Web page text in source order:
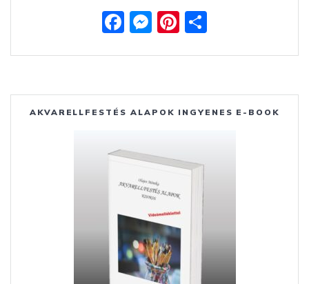
F
e
b
o
k
M
ss
e
n
er
Pi
er
e
st
za
m
e
AKVARELLFESTÉS ALAPOK INGYENES E-BOOK